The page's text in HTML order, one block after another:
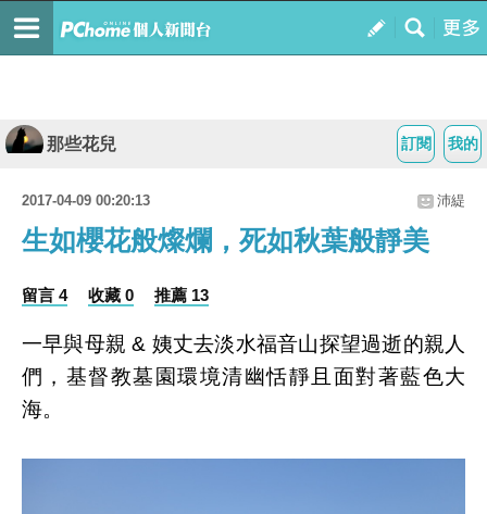
我的
訂閱
那些花兒
2017-04-09 00:20:13 沛緹
生如櫻花般燦爛，死如秋葉般靜美
留言 4 收藏 0 推薦 13
一早與母親 & 姨丈去淡水福音山探望過逝的親人
們，基督教墓園環境清幽恬靜且面對著藍色大
海。